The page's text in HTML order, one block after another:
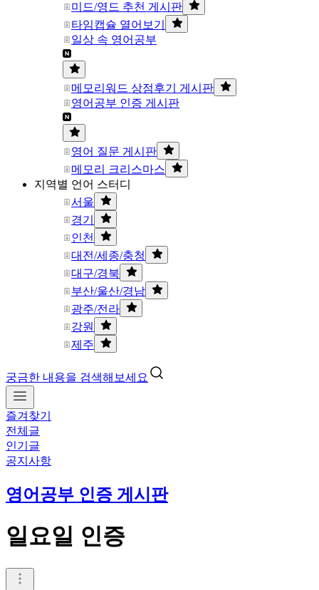
미드/영드 추천 게시판
타임캡슐 열어보기
일상 속 영어공부
메모리워드 상점후기 게시판
영어공부 인증 게시판
영어 질문 게시판
메모리 크리스마스
지역별 언어 스터디
서울
경기
인천
대전/세종/충청
대구/경북
부산/울산/경남
광주/전라
강원
제주
궁금한 내용을 검색해보세요
즐겨찾기
전체글
인기글
공지사항
영어공부 인증 게시판
일요일 인증